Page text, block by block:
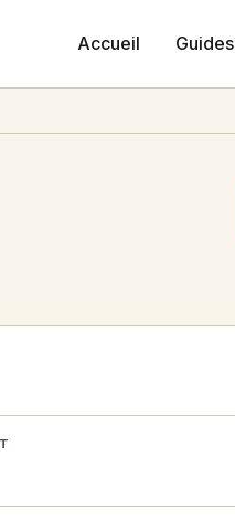
Accueil Guides